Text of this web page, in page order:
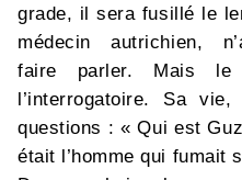
grade, il sera fusillé le
médecin autrichien,
faire parler. Mais le
l’interrogatoire. Sa
questions : « Qui est
était l’homme qui fumait